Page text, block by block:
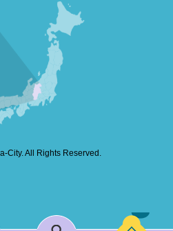
City. All Rights Reserved.